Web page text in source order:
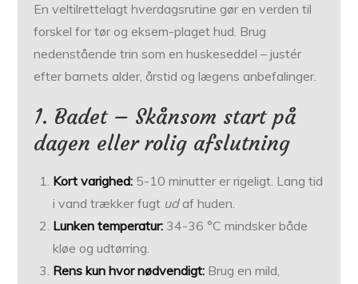
En veltilrettelagt hverdagsrutine gør en verden til
forskel for tør og eksem-plaget hud. Brug
nedenstående trin som en huskeseddel – justér
efter barnets alder, årstid og lægens anbefalinger.
1. Badet – Skånsom start på
dagen eller rolig afslutning
Kort varighed: 5-10 minutter er rigeligt. Lang tid
i vand trækker fugt udaf huden.
Lunken temperatur: 34-36 °C mindsker både
kløe og udtørring.
Rens kun hvor nødvendigt: Brug en mild,